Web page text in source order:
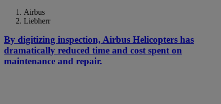
Airbus
Liebherr
By digitizing inspection, Airbus Helicopters has
dramatically reduced time and cost spent on
maintenance and repair.